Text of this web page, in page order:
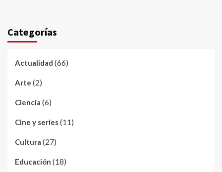
Categorías
Actualidad (66)
Arte (2)
Ciencia (6)
Cine y series(11)
Cultura (27)
Educación (18)